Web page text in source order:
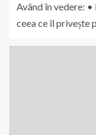
Având în vedere:
ceea ce îl privește